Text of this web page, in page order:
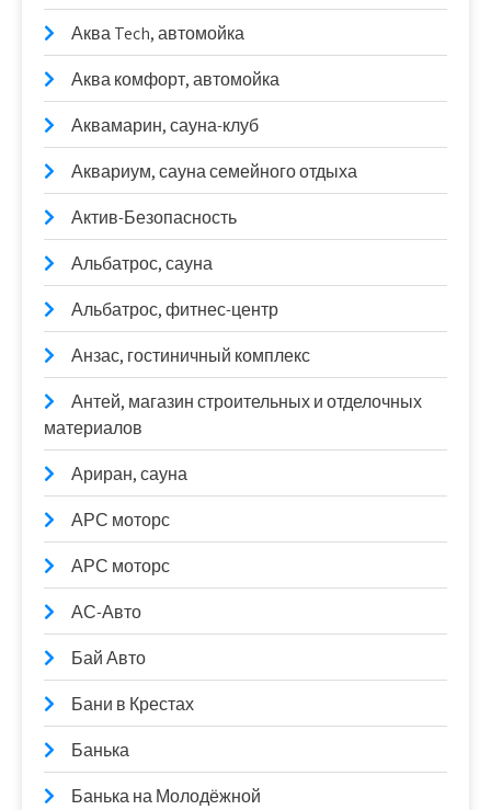
Аква Tech, автомойка
Аква комфорт, автомойка
Аквамарин, сауна-клуб
Аквариум, сауна семейного отдыха
Актив-Безопасность
Альбатрос, сауна
Альбатрос, фитнес-центр
Анзас, гостиничный комплекс
Антей, магазин строительных и отделочных
материалов
Ариран, сауна
АРС моторс
АРС моторс
АС-Авто
Бай Авто
Бани в Крестах
Банька
Банька на Молодёжной